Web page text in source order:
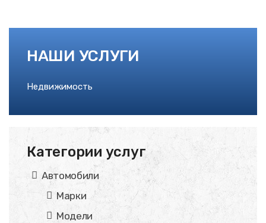
НАШИ УСЛУГИ
Недвижимость
Категории услуг
Автомобили
Марки
Модели